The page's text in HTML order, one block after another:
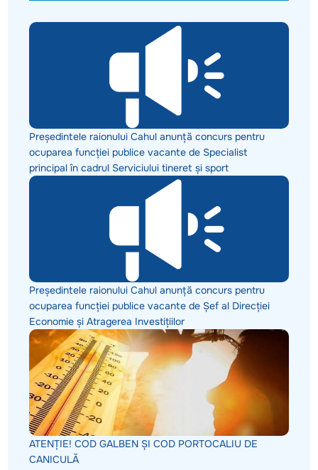
Președintele raionului Cahul anunță concurs pentru
ocuparea funcției publice vacante de Specialist
principal în cadrul Serviciului tineret și sport
Președintele raionului Cahul anunță concurs pentru
ocuparea funcției publice vacante de Șef al Direcției
Economie și Atragerea Investițiilor
ATENȚIE! COD GALBEN ȘI COD PORTOCALIU DE
CANICULĂ